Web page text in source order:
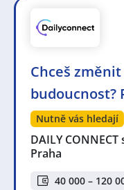
Chceš
budoucnost?
Nutně vás hledají
DAILY CONNECT
Praha
40 000 – 120